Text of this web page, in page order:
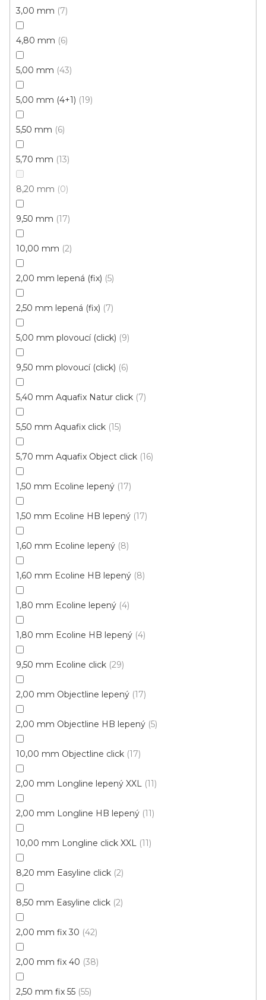
3,00 mm 7
4,80 mm 6
5,00 mm 43
5,00 mm (4+1) 19
5,50 mm 6
5,70 mm 13
8,20 mm 0
9,50 mm 17
10,00 mm 2
2,00 mm lepená (fix) 5
2,50 mm lepená (fix) 7
5,00 mm plovoucí (click) 9
9,50 mm plovoucí (click) 6
5,40 mm Aquafix Natur click 7
5,50 mm Aquafix click 15
5,70 mm Aquafix Object click 16
1,50 mm Ecoline lepený 17
1,50 mm Ecoline HB lepený 17
1,60 mm Ecoline lepený 8
1,60 mm Ecoline HB lepený 8
1,80 mm Ecoline lepený 4
1,80 mm Ecoline HB lepený 4
9,50 mm Ecoline click 29
2,00 mm Objectline lepený 17
2,00 mm Objectline HB lepený 5
10,00 mm Objectline click 17
2,00 mm Longline lepený XXL 11
2,00 mm Longline HB lepený 11
10,00 mm Longline click XXL 11
8,20 mm Easyline click 2
8,50 mm Easyline click 2
2,00 mm fix 30 42
2,00 mm fix 40 38
2,50 mm fix 55 55
459 Kč / m2
499 Kč
Fix 30V (lepená)
Skladem, ihned k odeslání
459 Kč
499 Kč
Fix 30V (lepená)
Vinylové dílce Purello Fix 30 V / 31155
Skladem, ihned k odeslání
459 Kč
499 Kč
Fix 30 (lepená)
Výprodej